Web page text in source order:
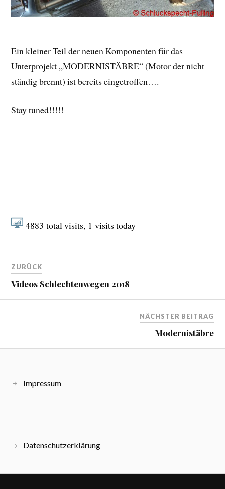
Ein kleiner Teil der neuen Komponenten für das
Unterprojekt „MODERNISTÄBRE“ (Motor der nicht
ständig brennt) ist bereits eingetroffen….
Stay tuned!!!!!
4883 total visits, 1 visits today
ZURÜCK
Videos Schlechtenwegen 2018
NÄCHSTER BEITRAG
Modernistäbre
Impressum
Datenschutzerklärung